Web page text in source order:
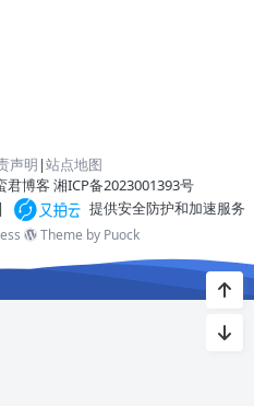
声明 |站点地图
君博客 湘ICP备2023001393号
提供安全防护和加速服务
Theme by Puock